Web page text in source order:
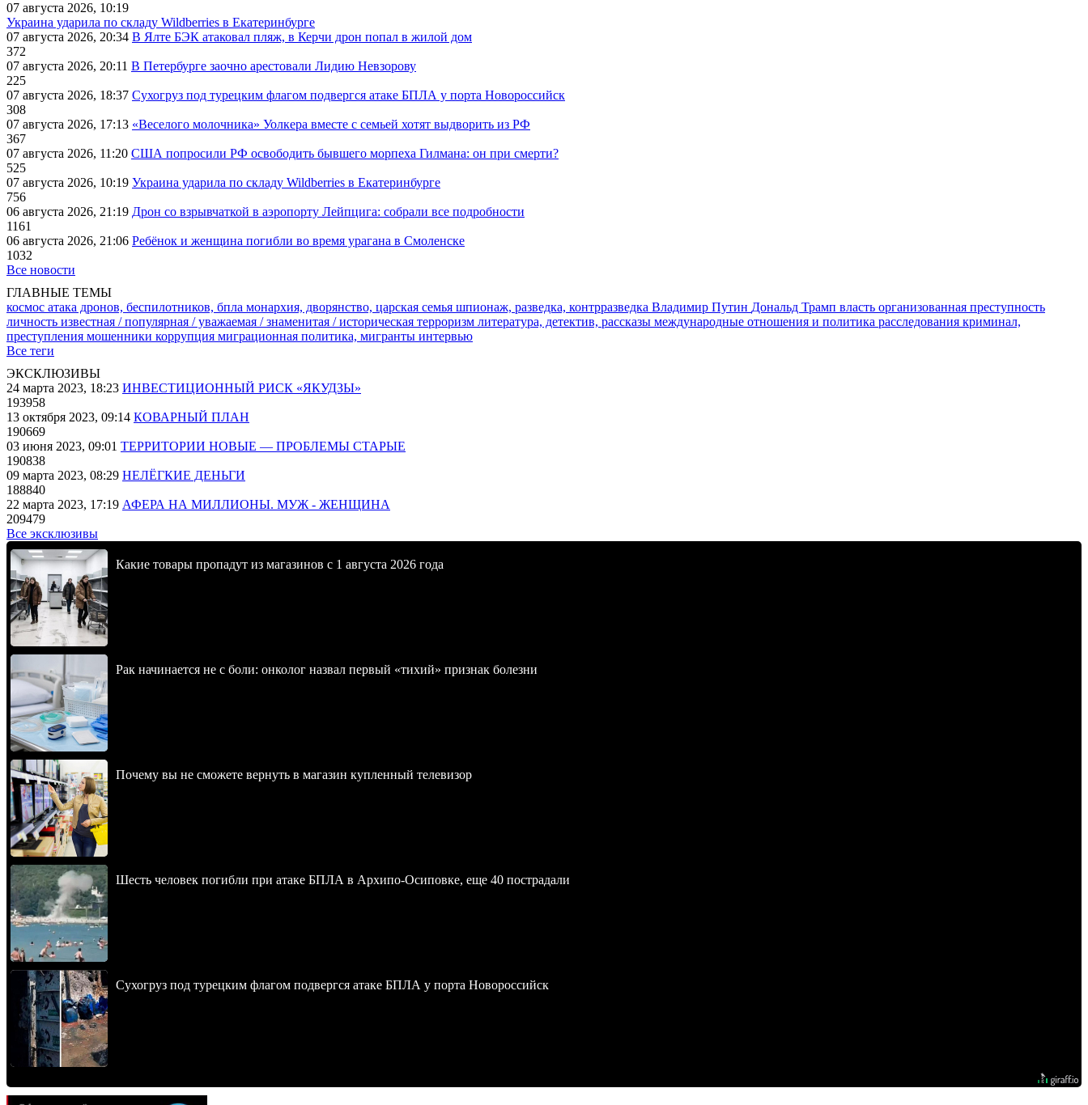
07 августа 2026, 10:19
Украина ударила по складу Wildberries в Екатеринбурге
07 августа 2026, 20:34 В Ялте БЭК атаковал пляж, в Керчи дрон попал в жилой дом
372
07 августа 2026, 20:11 В Петербурге заочно арестовали Лидию Невзорову
225
07 августа 2026, 18:37 Сухогруз под турецким флагом подвергся атаке БПЛА у порта Новороссийск
308
07 августа 2026, 17:13 «Веселого молочника» Уолкера вместе с семьей хотят выдворить из РФ
367
07 августа 2026, 11:20 США попросили РФ освободить бывшего морпеха Гилмана: он при смерти?
525
07 августа 2026, 10:19 Украина ударила по складу Wildberries в Екатеринбурге
756
06 августа 2026, 21:19 Дрон со взрывчаткой в аэропорту Лейпцига: собрали все подробности
1161
06 августа 2026, 21:06 Ребёнок и женщина погибли во время урагана в Смоленске
1032
Все новости
ГЛАВНЫЕ ТЕМЫ
космос атака дронов, беспилотников, бпла монархия, дворянство, царская семья шпионаж, разведка, контрразведка Владимир Путин Дональд Трамп власть организованная преступность
личность известная / популярная / уважаемая / знаменитая / историческая терроризм литература, детектив, рассказы международные отношения и политика расследования криминал,
преступления мошенники коррупция миграционная политика, мигранты интервью
Все теги
ЭКСКЛЮЗИВЫ
24 марта 2023, 18:23 ИНВЕСТИЦИОННЫЙ РИСК «ЯКУДЗЫ»
193958
13 октября 2023, 09:14 КОВАРНЫЙ ПЛАН
190669
03 июня 2023, 09:01 ТЕРРИТОРИИ НОВЫЕ — ПРОБЛЕМЫ СТАРЫЕ
190838
09 марта 2023, 08:29 НЕЛЁГКИЕ ДЕНЬГИ
188840
22 марта 2023, 17:19 АФЕРА НА МИЛЛИОНЫ. МУЖ - ЖЕНЩИНА
209479
Все эксклюзивы
Какие товары пропадут из магазинов с 1 августа 2026 года
Рак начинается не с боли: онколог назвал первый «тихий» признак болезни
Почему вы не сможете вернуть в магазин купленный телевизор
Шесть человек погибли при атаке БПЛА в Архипо-Осиповке, еще 40 пострадали
Сухогруз под турецким флагом подвергся атаке БПЛА у порта Новороссийск